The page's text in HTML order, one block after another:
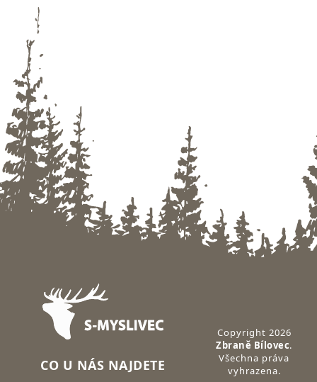
Zápatí
CO U NÁS NAJDETE
Copyright 2026
Zbraně Bílovec.
Všechna práva
vyhrazena.